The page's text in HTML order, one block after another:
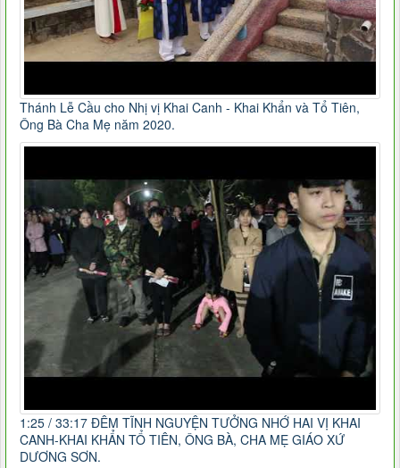
Thánh Lễ Cầu cho Nhị vị Khai Canh - Khai Khẩn và Tổ Tiên,
Ông Bà Cha Mẹ năm 2020.
1:25 / 33:17 ĐÊM TĨNH NGUYỆN TƯỞNG NHỚ HAI VỊ KHAI
CANH-KHAI KHẨN TỔ TIÊN, ÔNG BÀ, CHA MẸ GIÁO XỨ
DƯƠNG SƠN.